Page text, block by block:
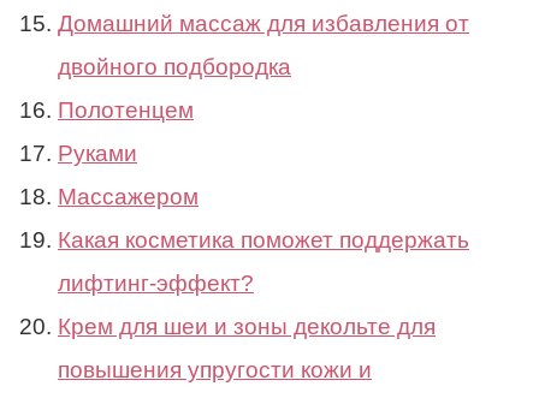
Домашний массаж для избавления от
двойного подбородка
Полотенцем
Руками
Массажером
Какая косметика поможет поддержать
лифтинг-эффект?
Крем для шеи и зоны декольте для
повышения упругости кожи и